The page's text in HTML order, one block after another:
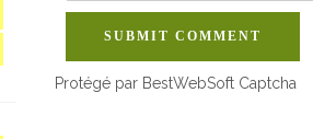
SUBMIT COMMENT
Protégé par BestWebSoft Captcha